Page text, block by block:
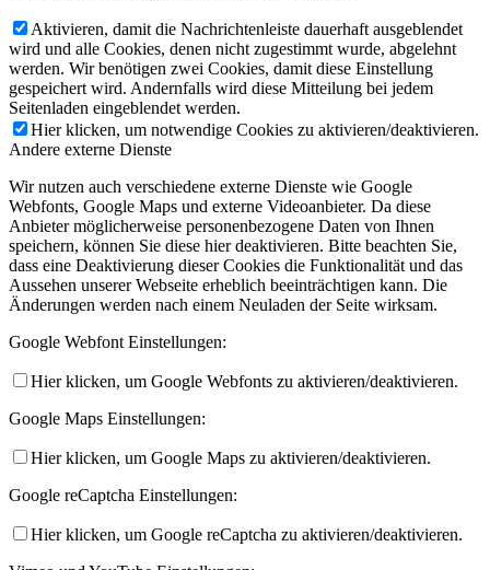
Aktivieren, damit die Nachrichtenleiste dauerhaft ausgeblendet
wird und alle Cookies, denen nicht zugestimmt wurde, abgelehnt
werden. Wir benötigen zwei Cookies, damit diese Einstellung
gespeichert wird. Andernfalls wird diese Mitteilung bei jedem
Seitenladen eingeblendet werden.
Hier klicken, um notwendige Cookies zu aktivieren/deaktivieren.
Andere externe Dienste
Wir nutzen auch verschiedene externe Dienste wie Google
Webfonts, Google Maps und externe Videoanbieter. Da diese
Anbieter möglicherweise personenbezogene Daten von Ihnen
speichern, können Sie diese hier deaktivieren. Bitte beachten Sie,
dass eine Deaktivierung dieser Cookies die Funktionalität und das
Aussehen unserer Webseite erheblich beeinträchtigen kann. Die
Änderungen werden nach einem Neuladen der Seite wirksam.
Google Webfont Einstellungen:
Hier klicken, um Google Webfonts zu aktivieren/deaktivieren.
Google Maps Einstellungen:
Hier klicken, um Google Maps zu aktivieren/deaktivieren.
Google reCaptcha Einstellungen:
Hier klicken, um Google reCaptcha zu aktivieren/deaktivieren.